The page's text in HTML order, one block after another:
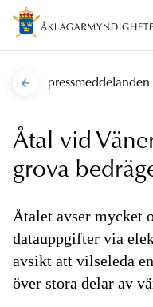
pressmeddelanden
Åtal vid
grova
Åtalet avser mycket
datauppgifter via
avsikt att vilseleda
över stora delar av